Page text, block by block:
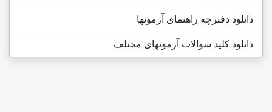
دانلود دفترچه راهنمای آزمونها
دانلود کلید سوالات آزمونهای مختلف